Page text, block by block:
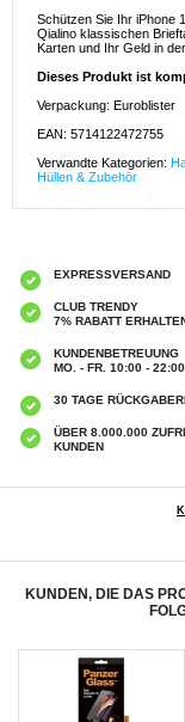
Schützen Sie Ihr iPhone
Qialino klassischen
Karten und Ihr Geld in
Dieses Produkt ist
Verpackung: Euroblister
EAN: 5714122472755
Verwandte Kategorien:
Hüllen & Zubehör
EXPRESSVERSAND
CLUB TRENDY
7% RABATT
KUNDENBETREUUNG
MO. - FR. 10:00 - 22:00
30 TAGE
ÜBER 8.000.000
KUNDEN
KUNDEN, DIE DAS